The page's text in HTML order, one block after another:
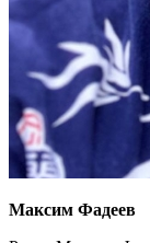
Максим Фадеев